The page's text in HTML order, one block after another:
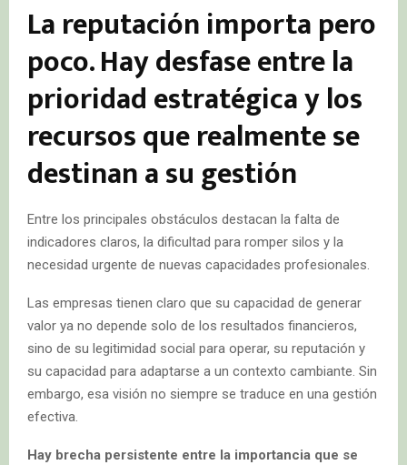
La reputación importa pero
poco. Hay desfase entre la
prioridad estratégica y los
recursos que realmente se
destinan a su gestión
Entre los principales obstáculos destacan la falta de
indicadores claros, la dificultad para romper silos y la
necesidad urgente de nuevas capacidades profesionales.
Las empresas tienen claro que su capacidad de generar
valor ya no depende solo de los resultados financieros,
sino de su legitimidad social para operar, su reputación y
su capacidad para adaptarse a un contexto cambiante. Sin
embargo, esa visión no siempre se traduce en una gestión
efectiva.
Hay brecha persistente entre la importancia que se